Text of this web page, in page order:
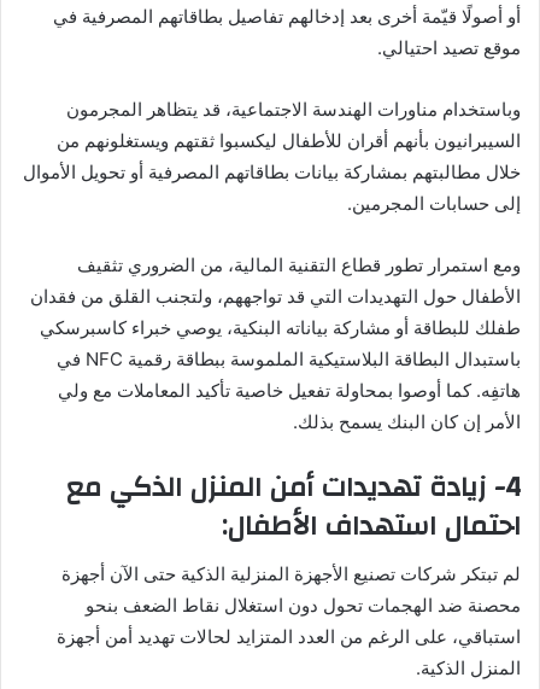
أو أصولًا قيّمة أخرى بعد إدخالهم تفاصيل بطاقاتهم المصرفية في
موقع تصيد احتيالي.
وباستخدام مناورات الهندسة الاجتماعية، قد يتظاهر المجرمون
السيبرانيون بأنهم أقران للأطفال ليكسبوا ثقتهم ويستغلونهم من
خلال مطالبتهم بمشاركة بيانات بطاقاتهم المصرفية أو تحويل الأموال
إلى حسابات المجرمين.
ومع استمرار تطور قطاع التقنية المالية، من الضروري تثقيف
الأطفال حول التهديدات التي قد تواجههم، ولتجنب القلق من فقدان
طفلك للبطاقة أو مشاركة بياناته البنكية، يوصي خبراء كاسبرسكي
باستبدال البطاقة البلاستيكية الملموسة ببطاقة رقمية NFC في
هاتفِه. كما أوصوا بمحاولة تفعيل خاصية تأكيد المعاملات مع ولي
الأمر إن كان البنك يسمح بذلك.
4- زيادة تهديدات أمن المنزل الذكي مع
احتمال استهداف الأطفال:
لم تبتكر شركات تصنيع الأجهزة المنزلية الذكية حتى الآن أجهزة
محصنة ضد الهجمات تحول دون استغلال نقاط الضعف بنحو
استباقي، على الرغم من العدد المتزايد لحالات تهديد أمن أجهزة
المنزل الذكية.